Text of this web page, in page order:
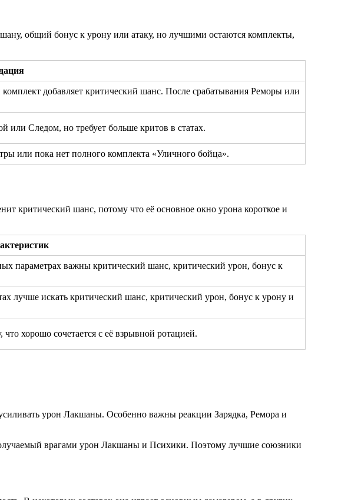
общий бонус к урону или атаку, но лучшими остаются комплекты,
добавляет критический шанс. После срабатывания Реморы или
Следом, но требует больше критов в статах.
или пока нет полного комплекта «Уличного бойца».
критический шанс, потому что её основное окно урона короткое и
параметрах важны критический шанс, критический урон, бонус к
лучше искать критический шанс, критический урон, бонус к урону и
хорошо сочетается с её взрывной ротацией.
урон Лакшаны. Особенно важны реакции Зарядка, Ремора и
врагами урон Лакшаны и Психики. Поэтому лучшие союзники